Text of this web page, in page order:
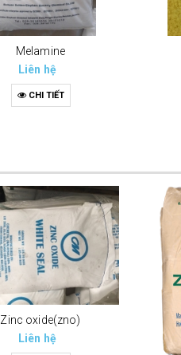
Melamine
Liên hệ
CHI TIẾT
Zinc oxide(zno)
Liên hệ